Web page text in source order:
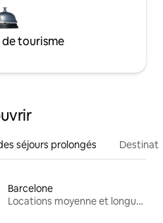
de tourisme
séjours prolongés
Barcelone
Locations moyenne et longue durée